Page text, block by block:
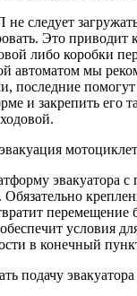
следует
Это приводит
либо коробки
автоматом мы
последние
и закрепить его
эвакуатора
Обязательно
перемещение
условия
в конечный
подачу